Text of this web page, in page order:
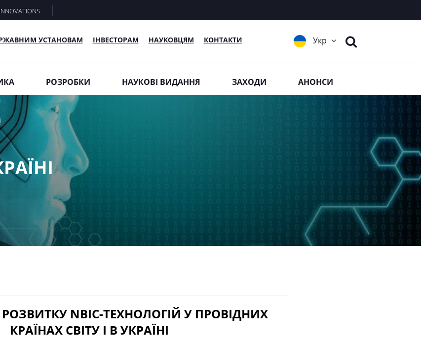
УСТАНОВАМ ІНВЕСТОРАМ НАУКОВЦЯМ КОНТАКТИ Укр
РОЗРОБКИ НАУКОВІ ВИДАННЯ ЗАХОДИ АНОНСИ
NBIC-ТЕХНОЛОГІЙ У ПРОВІДНИХ
КРАЇНАХ СВІТУ І В УКРАЇНІ